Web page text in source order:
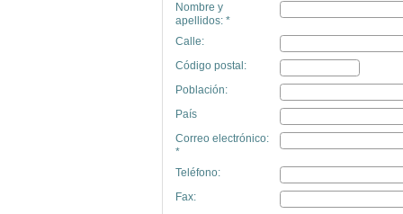
Nombre y
apellidos: *
Calle:
Código postal:
Población:
País
Correo electrónico:
*
Teléfono:
Fax: